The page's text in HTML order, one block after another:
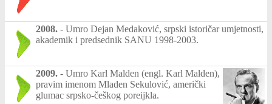
2008. - Umro Dejan Medaković, srpski istoričar umjetnosti,
akademik i predsednik SANU 1998-2003.
2009. - Umro Karl Malden (engl. Karl Malden),
pravim imenom Mladen Sekulović, američki
glumac srpsko-češkog poreijkla.